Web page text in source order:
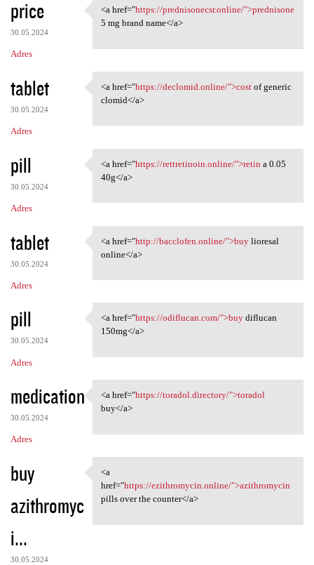
price
30.05.2024
Adres
<a href="https:/
<a href="https://prednisonecsr.online/">prednisone
5 mg brand name</a>
tablet
30.05.2024
Adres
<a href="https://declomid
<a href="https://declomid.online/">costof generic
clomid</a>
pill
30.05.2024
Adres
<a href="https://rettretinoin
<a href="https://rettretinoin.online/">retin a 0.05
40g</a>
tablet
30.05.2024
Adres
<a href="http://bacclofen
<a href="http://bacclofen.online/">buylioresal
online</a>
pill
30.05.2024
Adres
<a href="https://odiflucan
<a href="https://odiflucan.com/">buydiflucan
150mg</a>
medication
30.05.2024
Adres
<a href="https://toradol
<a href="https://toradol.directory/">toradol
buy</a>
buy
azithromyc
i...
30.05.2024
<a href="https://ezithromycin
<a
href="https://ezithromycin.online/">azithromycin
pills over the counter</a>